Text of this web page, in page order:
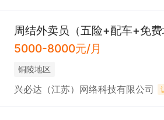
周结外卖员（五险+配车+免费
5000-8000元/月
铜陵地区
兴必达（江苏）网络科技有限公司